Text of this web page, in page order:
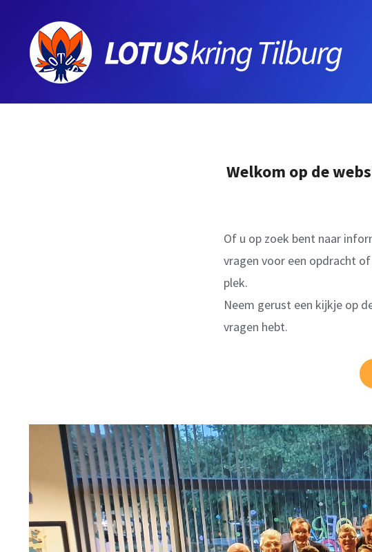
inhoud
Welkom op de
Of u op zoek bent naar
vragen voor een opdracht
plek.
Neem gerust een kijkje op
vragen hebt.